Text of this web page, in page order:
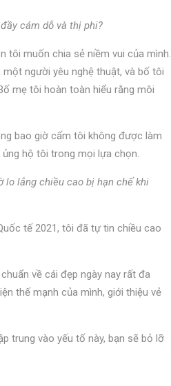
cám dỗ và thị phi?
tôi muốn chia sẻ niềm vui của mình.
người yêu nghệ thuật, và bố tôi
mẹ tôi hoàn toàn hiểu rằng môi
bao giờ cấm tôi không được làm
hộ tôi trong mọi lựa chọn.
lo lắng chiều cao bị hạn chế khi
tế 2021, tôi đã tự tin chiều cao
về cái đẹp ngày nay rất đa
thế mạnh của mình, giới thiệu vẻ
trung vào yếu tố này, bạn sẽ bỏ lỡ